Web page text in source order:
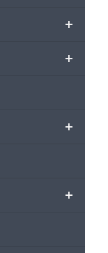
+
+
+
+